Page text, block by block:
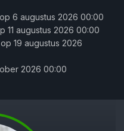
op 6 augustus 2026 00:00
11 augustus 2026 00:00
op 19 augustus 2026
2026 00:00